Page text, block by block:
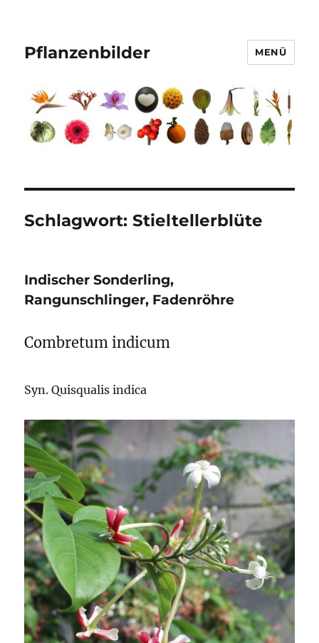
Pflanzenbilder MENÜ
Schlagwort:Stieltellerblüte
Indischer Sonderling,
Rangunschlinger, Fadenröhre
Combretum indicum
Syn. Quisqualis indica